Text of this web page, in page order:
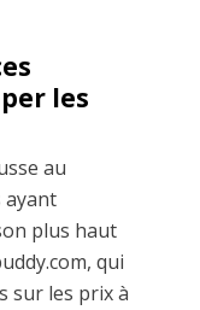
les
au
ayant
plus haut
qui
sur les prix à